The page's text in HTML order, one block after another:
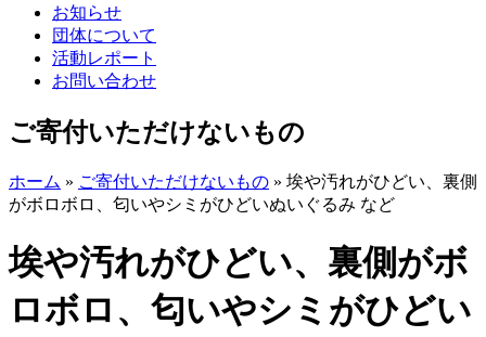
お知らせ
団体について
活動レポート
お問い合わせ
ご寄付いただけないもの
ホーム » ご寄付いただけないもの » 埃や汚れがひどい、裏側
がボロボロ、匂いやシミがひどいぬいぐるみ など
埃や汚れがひどい、裏側がボ
ロボロ、匂いやシミがひどい